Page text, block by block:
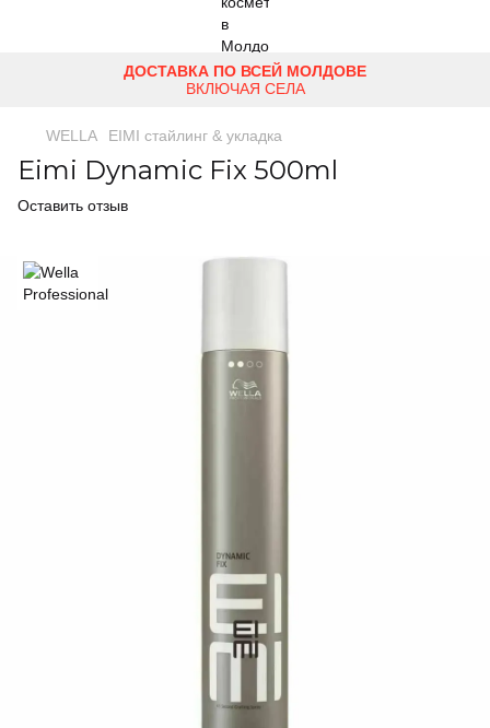
ДОСТАВКА ПО ВСЕЙ МОЛДОВЕ
ВКЛЮЧАЯ СЕЛА
WELLA EIMI стайлинг & укладка
Eimi Dynamic Fix 500ml
Оставить отзыв